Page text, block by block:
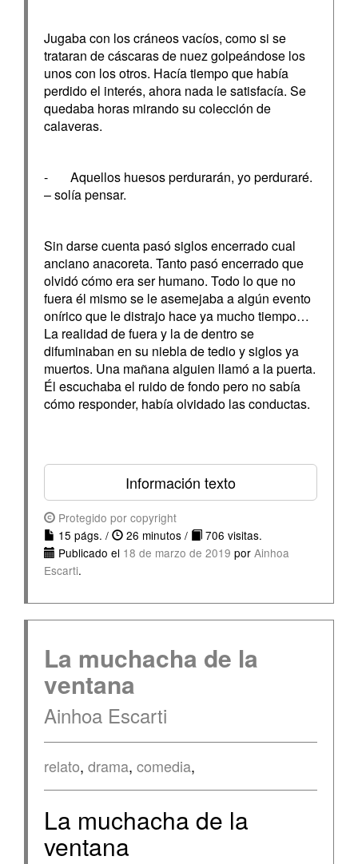
Jugaba con los cráneos vacíos, como si se
trataran de cáscaras de nuez golpeándose los
unos con los otros. Hacía tiempo que había
perdido el interés, ahora nada le satisfacía. Se
quedaba horas mirando su colección de
calaveras.
- Aquellos huesos perdurarán, yo perduraré.
– solía pensar.
Sin darse cuenta pasó siglos encerrado cual
anciano anacoreta. Tanto pasó encerrado que
olvidó cómo era ser humano. Todo lo que no
fuera él mismo se le asemejaba a algún evento
onírico que le distrajo hace ya mucho tiempo…
La realidad de fuera y la de dentro se
difuminaban en su niebla de tedio y siglos ya
muertos. Una mañana alguien llamó a la puerta.
Él escuchaba el ruido de fondo pero no sabía
cómo responder, había olvidado las conductas.
Información texto
Protegido por copyright
15 págs. /
26 minutos /
706 visitas.
Publicado el 18 de marzo de 2019 por Ainhoa
Escarti.
La muchacha de la
ventana
Ainhoa Escarti
relato, drama, comedia,
La muchacha de la
ventana